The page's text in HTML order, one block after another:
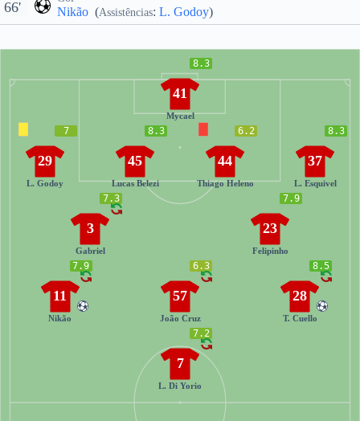
Nikão (Assistências: L. Godoy)
66'
8.3
41
Mycael
8.3
37
L. Esquivel
6.2
44
Thiago Heleno
8.3
45
Lucas Belezi
7
29
L. Godoy
7.9
23
Felipinho
7.3
3
Gabriel
8.5
28
T. Cuello
6.3
57
João Cruz
7.9
11
Nikão
7.2
7
L. Di Yorio